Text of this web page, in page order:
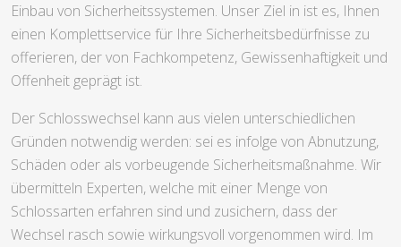
Einbau von Sicherheitssystemen. Unser Ziel in ist es, Ihnen
einen Komplettservice für Ihre Sicherheitsbedürfnisse zu
offerieren, der von Fachkompetenz, Gewissenhaftigkeit und
Offenheit geprägt ist.
Der Schlosswechsel kann aus vielen unterschiedlichen
Gründen notwendig werden: sei es infolge von Abnutzung,
Schäden oder als vorbeugende Sicherheitsmaßnahme. Wir
übermitteln Experten, welche mit einer Menge von
Schlossarten erfahren sind und zusichern, dass der
Wechsel rasch sowie wirkungsvoll vorgenommen wird. Im